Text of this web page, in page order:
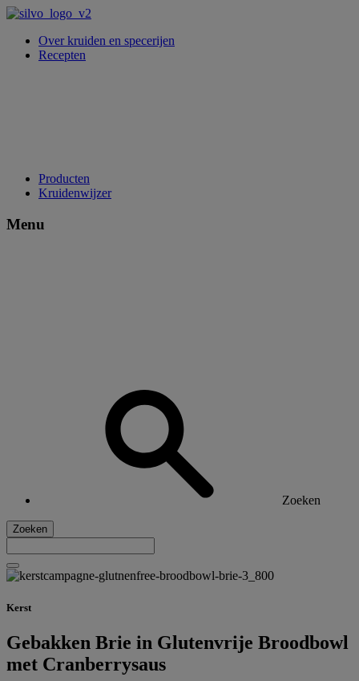
Over kruiden en specerijen
Recepten
Producten
Kruidenwijzer
Menu
Zoeken
Zoeken
Kerst
Gebakken Brie in Glutenvrije Broodbowl
met Cranberrysaus